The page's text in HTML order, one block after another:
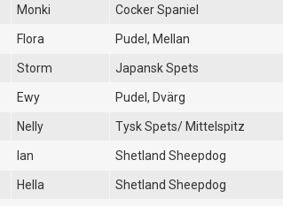
Monki Cocker Spaniel
Flora Pudel, Mellan
Storm Japansk Spets
Ewy Pudel, Dvärg
Nelly Tysk Spets/ Mittelspitz
Ian Shetland Sheepdog
Hella Shetland Sheepdog